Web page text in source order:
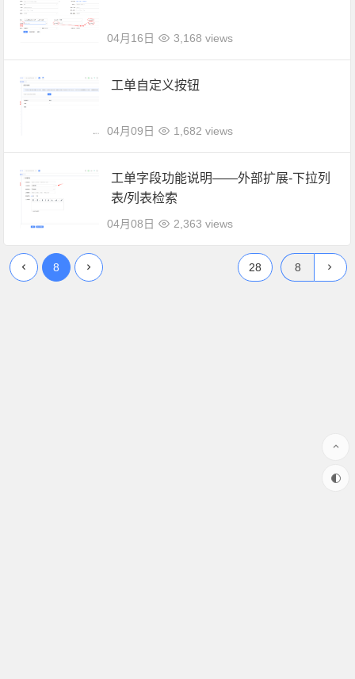
04月16日 3,168 views
工单自定义按钮
04月09日 1,682 views
工单字段功能说明——外部扩展-下拉列
表/列表检索
04月08日 2,363 views
28
8